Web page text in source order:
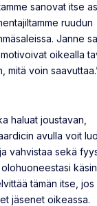
sanovat itse
ruudun
Janne
oikealla
mitä voin
haluat joustavan,
avulla voit
vahvistaa sekä
tämän itse, jos
jäsenet oikeassa.